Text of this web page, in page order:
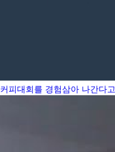
커피대회를 경험삼아 나간다